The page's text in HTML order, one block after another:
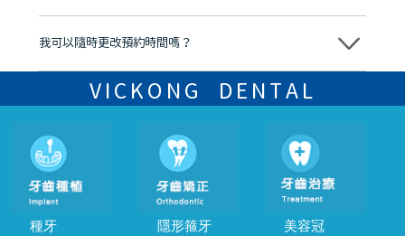
可以。維港口腔會按照當日匯率轉算收取費用，而匯率會及時告知客人
我可以隨時更改預約時間嗎？
可以，請盡早通過wechat或whatsapp聯絡我們，告知我們你原本預約
的時間及資料，並且重新預約的日期及時段
VICKONG DENTAL
種牙 隱形箍牙 美容冠